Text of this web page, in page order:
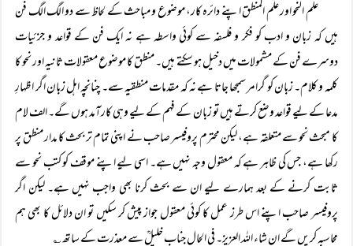
علم النحو اور علم المنطق اپنے دائرہ کار، موضوع و مباحث کے لحاظ سے دو الگ الگ فن
ہیں کہ زبان و ادب کو فکر و فلسفہ سے کوئی واسطہ ہے نہ ایک فن کے قواعد و جزئیات
دوسرے فن کے مشمولات میں دخیل ہو سکتے ہیں۔ منطق کا موضوع معقولات ثانیہ اور نحو کا
کلمہ و کلام۔ زبان کو گرامر سمجھا جاتا ہے نہ کہ مقدمات منطقیہ سے۔ چنانچہ اہل زبان اگر اظہارِ
مدعا کے لیے قواعد وضع کرتے ہیں تو زبان کے فہم کے لیے وہی کارآمد ہوں گے۔ الف لام
کا مبحث نحو سے متعلقہ ہے، لیکن محترم پروفیسر صاحب نے اپنی تمام تر بحث کا مدار منطق پر
رکھا ہے، جس کی ظاہر ہے کہ معقول وجہ نہیں ہے۔ اسی لیے اپنے موقف کو کتب نحو سے
ثابت کرنے کے بعد ہمارے لیے ان سے بحث کرنا بھی واجب نہیں ہے۔ لیکن اگر
پروفیسر صاحب اپنے اس طرز عمل کا کوئی معقول جواز پیش کر سکیں تو ان دلائل کا بھی ہم
محاسبہ کریں گے ان شاء اللہ العزیز۔ فی الحال جناب خلیلؒ سے معذرت کے ساتھ ؎